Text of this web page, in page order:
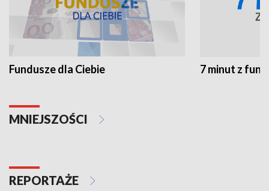
Fundusze dla Ciebie 7 minut z
MNIEJSZOŚCI
REPORTAŻE